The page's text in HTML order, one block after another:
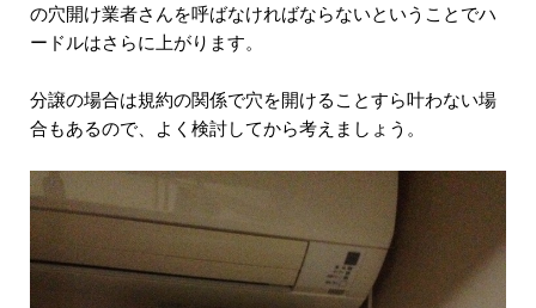
の穴開け業者さんを呼ばなければならないということでハ
ードルはさらに上がります。
分譲の場合は規約の関係で穴を開けることすら叶わない場
合もあるので、よく検討してから考えましょう。